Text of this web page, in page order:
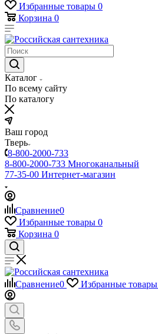
Избранные товары 0
Корзина 0
Каталог
По всему сайту
По каталогу
Ваш город
Тверь
8-800-2000-733
8-800-2000-733 Многоканальный
77-35-00 Интернет-магазин
Сравнение0
Избранные товары 0
Корзина 0
Сравнение0 Избранные товары